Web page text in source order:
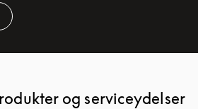
in New Tab
og serviceydelser